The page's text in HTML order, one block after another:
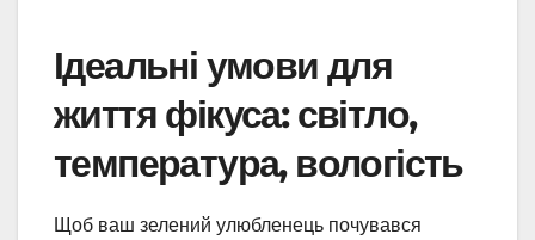
Ідеальні умови для
життя фікуса: світло,
температура, вологість
Щоб ваш зелений улюбленець почувався